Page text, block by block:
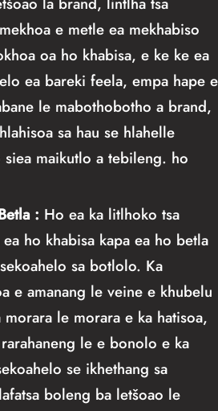
e metle ea mekhabiso
oa ho khabisa, e ke ke ea
ea bareki feela, empa hape e
le mabothobotho a brand,
sa hau se hlahelle
maikutlo a tebileng. ho
: Ho ea ka litlhoko tsa
ho khabisa kapa ea ho betla
sa botlolo. Ka
e amanang le veine e khubelu
le morara e ka hatisoa,
le e bonolo e ka
se ikhethang sa
boleng ba letšoao le